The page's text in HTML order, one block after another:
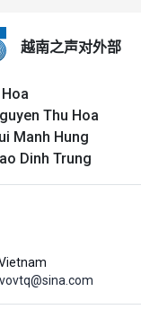
越南之声对外部
Thu Hoa
Manh Hung
Dinh Trung